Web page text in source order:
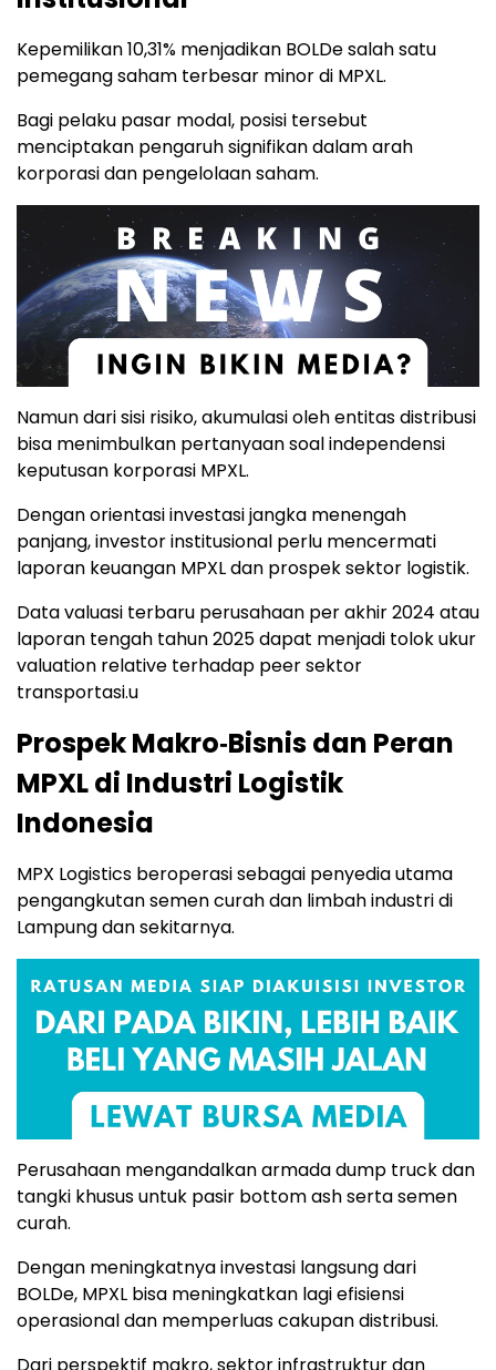
Kepemilikan 10,31% menjadikan BOLDe salah satu
pemegang saham terbesar minor di MPXL.
Bagi pelaku pasar modal, posisi tersebut
menciptakan pengaruh signifikan dalam arah
korporasi dan pengelolaan saham.
Namun dari sisi risiko, akumulasi oleh entitas distribusi
bisa menimbulkan pertanyaan soal independensi
keputusan korporasi MPXL.
Dengan orientasi investasi jangka menengah
panjang, investor institusional perlu mencermati
laporan keuangan MPXL dan prospek sektor logistik.
Data valuasi terbaru perusahaan per akhir 2024 atau
laporan tengah tahun 2025 dapat menjadi tolok ukur
valuation relative terhadap peer sektor
transportasi.u
Prospek Makro‑Bisnis dan Peran
MPXL di Industri Logistik
Indonesia
MPX Logistics beroperasi sebagai penyedia utama
pengangkutan semen curah dan limbah industri di
Lampung dan sekitarnya.
Perusahaan mengandalkan armada dump truck dan
tangki khusus untuk pasir bottom ash serta semen
curah.
Dengan meningkatnya investasi langsung dari
BOLDe, MPXL bisa meningkatkan lagi efisiensi
operasional dan memperluas cakupan distribusi.